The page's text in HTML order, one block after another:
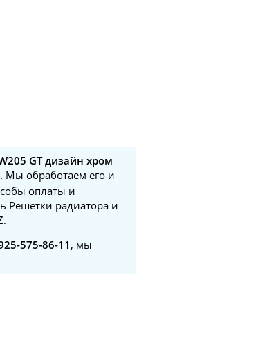
GT дизайн хром
Мы обработаем его и
оплаты и
Решетки радиатора и
575-86-11 , мы